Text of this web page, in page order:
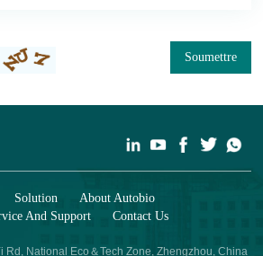
Soumettre
Solution
About Autobio
And Support Contact Us
Rd, National Eco＆Tech Zone, Zhengzhou, China